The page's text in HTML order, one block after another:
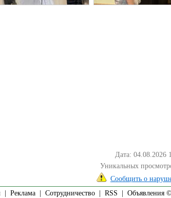
Дата: 04.08.2026
Уникальных
Сообщить о
| Реклама| Сотрудничество| RSS | Объявления ©